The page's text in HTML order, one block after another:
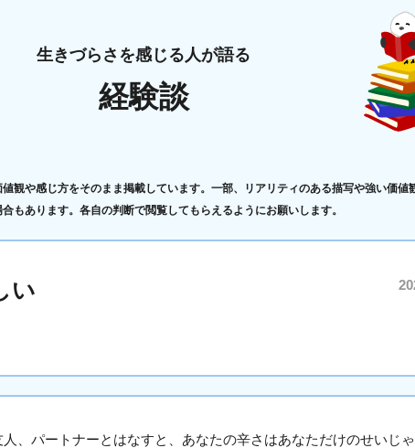
生きづらさを感じる人が語る
経験談
観や感じ方をそのまま掲載しています。一部、リアリティのある描写や強い価値
もあります。各自の判断で閲覧してもらえるようにお願いします。
い
、パートナーとはなすと、あなたの辛さはあなただけのせいじ